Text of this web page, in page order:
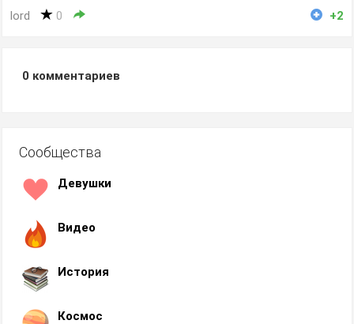
lord 0 +2
0 комментариев
Сообщества
Девушки
Видео
История
Космос